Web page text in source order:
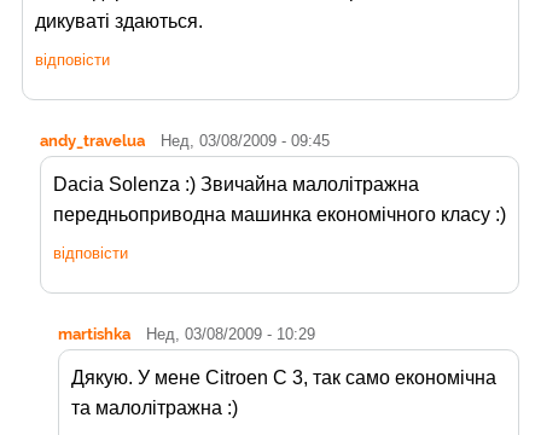
дикуваті здаються.
відповісти
andy_travelua Нед, 03/08/2009 - 09:45
Dacia Solenza :) Звичайна малолітражна
передньоприводна машинка економічного класу :)
відповісти
martishka Нед, 03/08/2009 - 10:29
Дякую. У мене Citroen C 3, так само економічна
та малолітражна :)